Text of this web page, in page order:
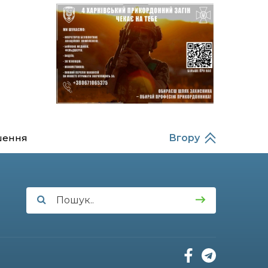
14:37
21 лип
Захищав кордон до
останнього подиху:
пам’яті полеглого
прикордонника
Олександра Кичаня
(ВІДЕО)
11:28
Від штанги до «крил»: як
спорт і характер
перемогу на Донеччині
Вгору